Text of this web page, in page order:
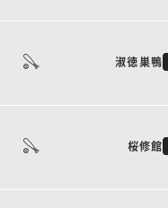
淑徳巣鴨
桜修館